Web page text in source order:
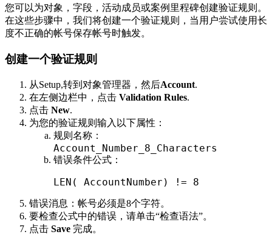
您可以为对象，字段，活动成员或案例里程碑创建验证规则。
在这些步骤中，我们将创建一个验证规则，当用户尝试使用长
度不正确的帐号保存帐号时触发。
创建一个验证规则
从Setup,转到对象管理器，然后Account.
在左侧边栏中，点击 Validation Rules.
点击 New.
为您的验证规则输入以下属性：
规则名称：
Account_Number_8_Characters
错误条件公式：
LEN ( AccountNumber ) != 8
错误消息：帐号必须是8个字符。
要检查公式中的错误，请单击“检查语法”。
点击 Save 完成。